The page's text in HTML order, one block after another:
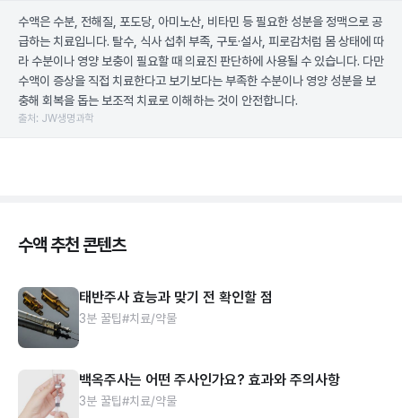
수액은 수분, 전해질, 포도당, 아미노산, 비타민 등 필요한 성분을 정맥으로 공
급하는 치료입니다. 탈수, 식사 섭취 부족, 구토·설사, 피로감처럼 몸 상태에 따
라 수분이나 영양 보충이 필요할 때 의료진 판단하에 사용될 수 있습니다. 다만
수액이 증상을 직접 치료한다고 보기보다는 부족한 수분이나 영양 성분을 보
충해 회복을 돕는 보조적 치료로 이해하는 것이 안전합니다.
출처: JW생명과학
수액 추천 콘텐츠
태반주사 효능과 맞기 전 확인할 점
3분 꿀팁#치료/약물
백옥주사는 어떤 주사인가요? 효과와 주의사항
3분 꿀팁#치료/약물